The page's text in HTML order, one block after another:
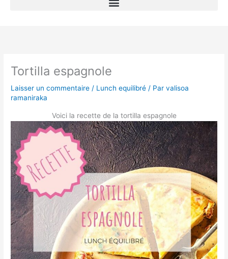
Tortilla espagnole
Laisser un commentaire / Lunch equilibré / Parvalisoa
ramaniraka
Voici la recette de la tortilla espagnole